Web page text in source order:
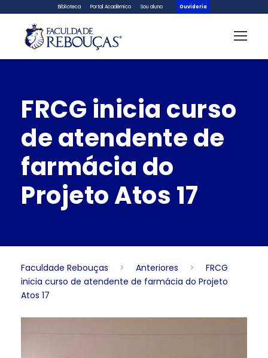
Biblioteca Portal Acadêmico Sou aluno Ouvidoria
FRCG inicia curso
de atendente de
farmácia do
Projeto Atos 17
Faculdade Rebouças > Anteriores >
FRCG
inicia curso de atendente de farmácia do Projeto
Atos 17